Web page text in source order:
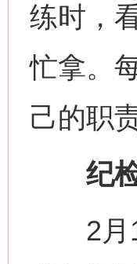
练时，
忙拿。
己的职
纪检
2月11